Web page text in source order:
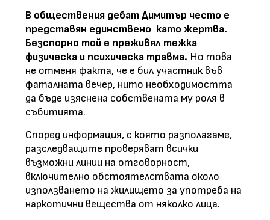
В обществения дебат Димитър често е
представян единствено като жертва.
Безспорно той е преживял тежка
физическа и психическа травма. Но това
не отменя факта, че е бил участник във
фаталната вечер, нито необходимостта
да бъде изяснена собствената му роля в
събитията.
Според информация, с която разполагаме,
разследващите проверяват всички
възможни линии на отговорност,
включително обстоятелствата около
използването на жилището за употреба на
наркотични вещества от няколко лица.